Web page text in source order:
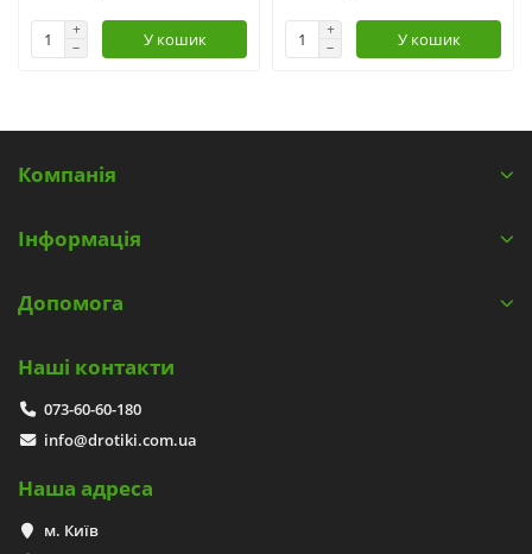
У кошик У кошик
Компанія
Інформація
Допомога
Наші контакти
073-60-60-180
info@drotiki.com.ua
Наша адреса
м. Київ